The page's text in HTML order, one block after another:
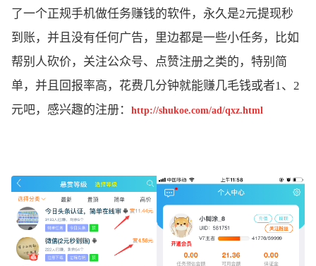
了一个正规手机做任务赚钱的软件，永久是2元提现秒
到账，并且没有任何广告，里边都是一些小任务，比如
帮别人砍价，关注公众号、点赞注册之类的，特别简
单，并且回报率高，花费几分钟就能赚几毛钱或者1、2
元吧，感兴趣的注册：
http://shukoe.com/ad/qxz.html